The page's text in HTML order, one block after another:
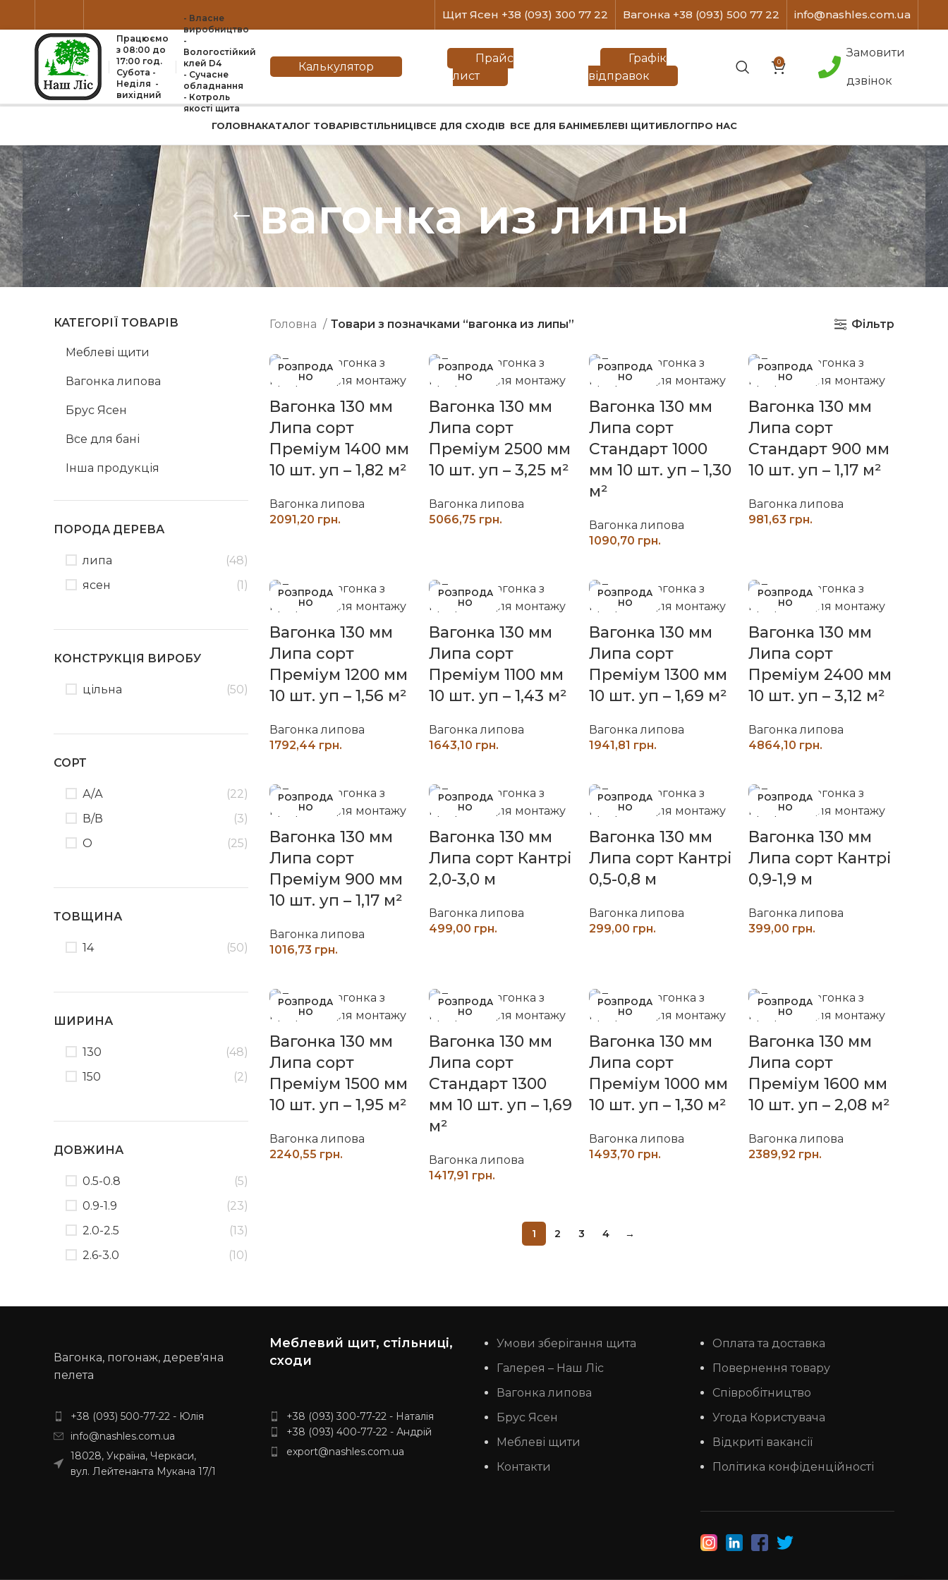
Щит Ясен +38 (093) 300 77 22 Вагонка +38 (093) 500 77 22 info@nashles.com.ua
Працюємо
з 08:00 до
17:00 год.
Субота -
Неділя -
вихідний
- Власне
виробництво
-
Вологостійкий
клей D4
- Сучасне
обладнання
- Котроль
якоcті щита
Калькулятор
Прайс
лист
Графік
відправок
0
Замовити
дзвінок
ГОЛОВНАКАТАЛОГ ТОВАРІВСТІЛЬНИЦІВСЕ ДЛЯ СХОДІВ ВСЕ ДЛЯ БАНІМЕБЛЕВІ ЩИТИБЛОГПРО НАС
вагонка из липы
КАТЕГОРІЇ ТОВАРІВ
Меблеві щити
Вагонка липова
Брус Ясен
Все для бані
Інша продукція
ПОРОДА ДЕРЕВА
липа
(48)
ясен
(1)
КОНСТРУКЦІЯ ВИРОБУ
цільна (50)
СОРТ
А/А
(22)
В/В
(3)
О
(25)
ТОВЩИНА
14 (50)
ШИРИНА
130
(48)
150
(2)
ДОВЖИНА
0.5-0.8
(5)
0.9-1.9
(23)
2.0-2.5
(13)
2.6-3.0
(10)
Головна Товари з позначками “вагонка из липы” Фільтр
РОЗПРОДА
НО
Вагонка 130 мм
Липа сорт
Преміум 1400 мм
10 шт. уп – 1,82 м²
Вагонка липова
грн.
РОЗПРОДА
НО
Вагонка 130 мм
Липа сорт
Преміум 2500 мм
10 шт. уп – 3,25 м²
Вагонка липова
грн.
РОЗПРОДА
НО
Вагонка 130 мм
Липа сорт
Стандарт 1000
мм 10 шт. уп – 1,30
м²
Вагонка липова
грн.
РОЗПРОДА
НО
Вагонка 130 мм
Липа сорт
Стандарт 900 мм
10 шт. уп – 1,17 м²
Вагонка липова
грн.
РОЗПРОДА
НО
Вагонка 130 мм
Липа сорт
Преміум 1200 мм
10 шт. уп – 1,56 м²
Вагонка липова
грн.
РОЗПРОДА
НО
Вагонка 130 мм
Липа сорт
Преміум 1100 мм
10 шт. уп – 1,43 м²
Вагонка липова
грн.
РОЗПРОДА
НО
Вагонка 130 мм
Липа сорт
Преміум 1300 мм
10 шт. уп – 1,69 м²
Вагонка липова
грн.
РОЗПРОДА
НО
Вагонка 130 мм
Липа сорт
Преміум 2400 мм
10 шт. уп – 3,12 м²
Вагонка липова
грн.
РОЗПРОДА
НО
Вагонка 130 мм
Липа сорт
Преміум 900 мм
10 шт. уп – 1,17 м²
Вагонка липова
грн.
РОЗПРОДА
НО
Вагонка 130 мм
Липа сорт Кантрі
2,0-3,0 м
Вагонка липова
грн.
РОЗПРОДА
НО
Вагонка 130 мм
Липа сорт Кантрі
0,5-0,8 м
Вагонка липова
грн.
РОЗПРОДА
НО
Вагонка 130 мм
Липа сорт Кантрі
0,9-1,9 м
Вагонка липова
грн.
РОЗПРОДА
НО
Вагонка 130 мм
Липа сорт
Преміум 1500 мм
10 шт. уп – 1,95 м²
Вагонка липова
грн.
РОЗПРОДА
НО
Вагонка 130 мм
Липа сорт
Стандарт 1300
мм 10 шт. уп – 1,69
м²
Вагонка липова
грн.
РОЗПРОДА
НО
Вагонка 130 мм
Липа сорт
Преміум 1000 мм
10 шт. уп – 1,30 м²
Вагонка липова
грн.
РОЗПРОДА
НО
Вагонка 130 мм
Липа сорт
Преміум 1600 мм
10 шт. уп – 2,08 м²
Вагонка липова
грн.
1 2 3 4 →
Вагонка, погонаж, дерев'яна
пелета
+38 (093) 500-77-22 - Юлія
info@nashles.com.ua
18028, Україна, Черкаси,
вул. Лейтенанта Мукана 17/1
Меблевий щит, стільниці,
сходи
+38 (093) 300-77-22 - Наталія
+38 (093) 400-77-22 - Андрій
export@nashles.com.ua
Умови зберігання щита
Галерея – Наш Ліс
Вагонка липова
Брус Ясен
Меблеві щити
Контакти
Оплата та доставка
Повернення товару
Співробітництво
Угода Користувача
Відкриті вакансії
Політика конфіденційності